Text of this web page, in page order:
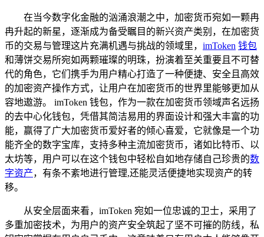
在当今数字化金融的汹涌浪潮之中，加密货币宛如一颗冉
冉升起的新星，逐渐成为备受瞩目的新兴资产类别，在加密货
币的交易与管理这片充满机遇与挑战的领域里， imToken 钱包
和薄饼交易所宛如两颗璀璨的明珠，扮演着至关重要且不可替
代的角色，它们携手为用户精心打造了一种便捷、安全且高效
的加密资产操作方式，让用户在加密货币的世界里能够更加从
容地遨游。 imToken 钱包，作为一款在加密货币领域声名远扬
的去中心化钱包，凭借其简洁易用的界面设计和强大丰富的功
能，赢得了广大加密货币爱好者的倾心喜爱，它就像是一个功
能齐全的数字宝库，支持多种主流加密货币，诸如比特币、以
太坊等，用户可以在这个钱包中轻松自如地存储自己珍贵的数
字资产，有条不紊地进行管理,还能灵活便捷地实现资产的转
移。
从安全层面来看，imToken 宛如一位忠诚的卫士，采用了
多重加密技术，为用户的资产安全筑起了坚不可摧的防线，私